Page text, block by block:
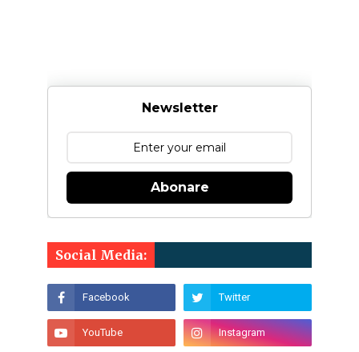
Newsletter
Abonare
Social Media: